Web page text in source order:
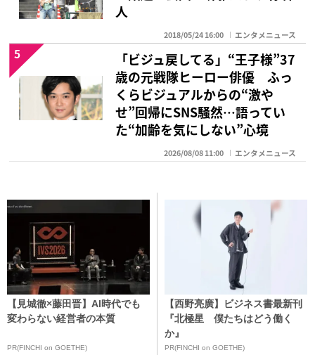
人
2018/05/24 16:00 エンタメニュース
「ビジュ戻してる」“王子様”37
歳の元戦隊ヒーロー俳優 ふっ
くらビジュアルからの“激や
せ”回帰にSNS騒然…語ってい
た“加齢を気にしない”心境
2026/08/08 11:00 エンタメニュース
5
【見城徹×藤田晋】AI時代でも
変わらない経営者の本質
PR(FINCHI on GOETHE)
【西野亮廣】ビジネス書最新刊
『北極星 僕たちはどう働く
か』
PR(FINCHI on GOETHE)